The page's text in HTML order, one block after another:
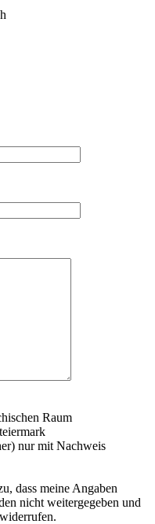
Raum
nur mit Nachweis
dass meine Angaben
nicht weitergegeben und